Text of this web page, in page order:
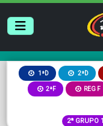
1ªD 2ªD
2ªF REG F
2ª GRUPO 1